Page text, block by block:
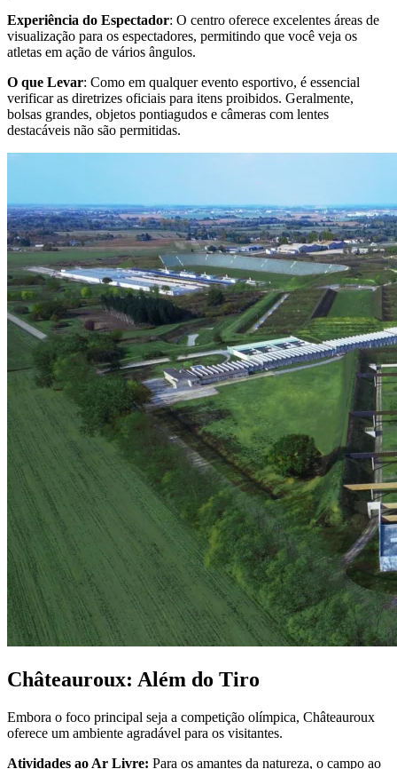
Experiência do Espectador: O centro oferece excelentes áreas de
visualização para os espectadores, permitindo que você veja os
atletas em ação de vários ângulos.
O que Levar: Como em qualquer evento esportivo, é essencial
verificar as diretrizes oficiais para itens proibidos. Geralmente,
bolsas grandes, objetos pontiagudos e câmeras com lentes
destacáveis não são permitidas.
Châteauroux: Além do Tiro
Embora o foco principal seja a competição olímpica, Châteauroux
oferece um ambiente agradável para os visitantes.
Atividades ao Ar Livre: Para os amantes da natureza, o campo ao